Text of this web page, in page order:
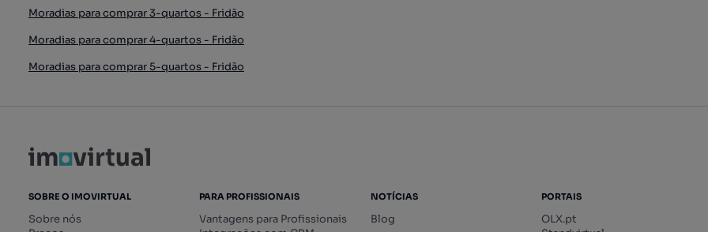
Moradias para comprar 3-quartos - Fridão
Moradias para comprar 4-quartos - Fridão
Moradias para comprar 5-quartos - Fridão
SOBRE O IMOVIRTUAL
Sobre nós
PARA PROFISSIONAIS
Vantagens para Profissionais
NOTÍCIAS
Blog
PORTAIS
OLX.pt